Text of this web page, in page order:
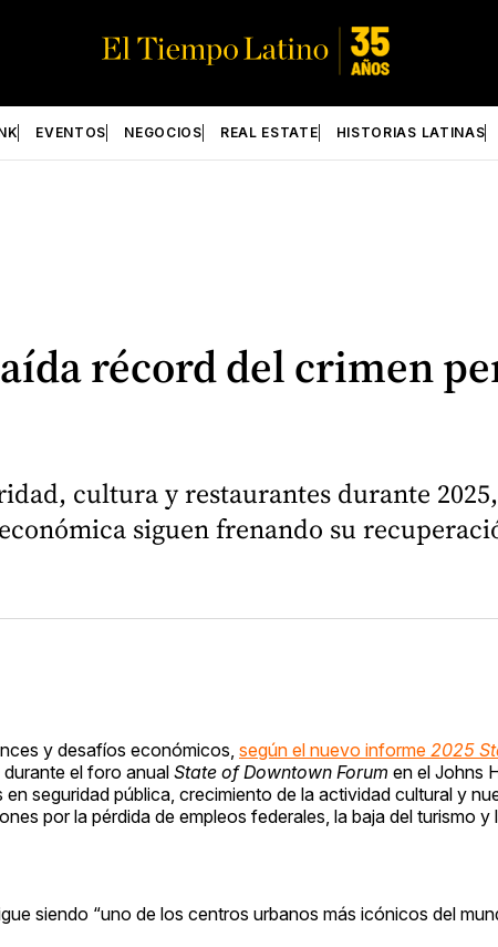
EVENTOS NEGOCIOS REAL ESTATE HISTORIAS LATINAS
récord del crimen
cultura y restaurantes durante
siguen frenando su
y desafíos económicos, según el nuevo informe 2025
el foro anual State of Downtown Forum en el Johns
seguridad pública, crecimiento de la actividad cultural y
por la pérdida de empleos federales, la baja del turismo y
siendo “uno de los centros urbanos más icónicos del